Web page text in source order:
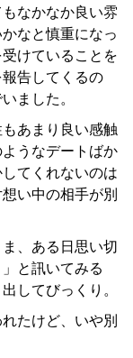
なかなか良い雰
なと慎重になっ
けていることを
告してくるの
ました。
あまり良い感触
うなデートばか
てくれないのは
い中の相手が別
、ある日思い切
と訊いてみる
してびっくり。
たけど、いや別